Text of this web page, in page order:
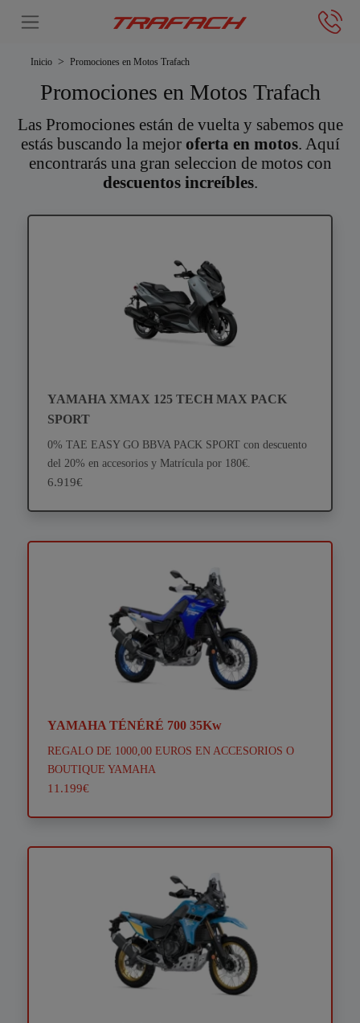
Inicio Promociones en Motos Trafach
Promociones en Motos Trafach
Las Promociones están de vuelta y sabemos que
estás buscando la mejor oferta en motos. Aquí
encontrarás una gran seleccion de motos con
descuentos increíbles.
YAMAHA XMAX 125 TECH MAX PACK
SPORT
0% TAE EASY GO BBVA PACK SPORT con descuento
del 20% en accesorios y Matrícula por 180€.
6.919€
YAMAHA TÉNÉRÉ 700 35Kw
REGALO DE 1000,00 EUROS EN ACCESORIOS O
BOUTIQUE YAMAHA
11.199€